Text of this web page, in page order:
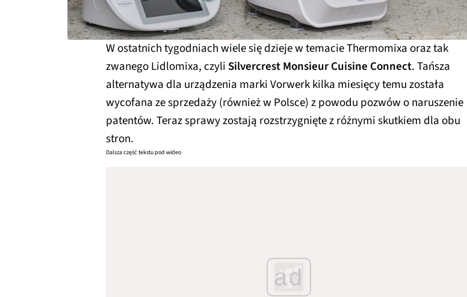
W ostatnich tygodniach wiele się dzieje w temacie Thermomixa oraz tak
zwanego Lidlomixa, czyli Silvercrest Monsieur Cuisine Connect. Tańsza
alternatywa dla urządzenia marki Vorwerk kilka miesięcy temu została
wycofana ze sprzedaży (również w Polsce) z powodu pozwów o naruszenie
patentów. Teraz sprawy zostają rozstrzygnięte z różnymi skutkiem dla obu
stron.
Dalsza część tekstu pod wideo
ad